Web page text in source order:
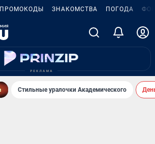
ПРОМОКОДЫ ЗНАКОМСТВА ПОГОДА
Стильные уралочки Академического